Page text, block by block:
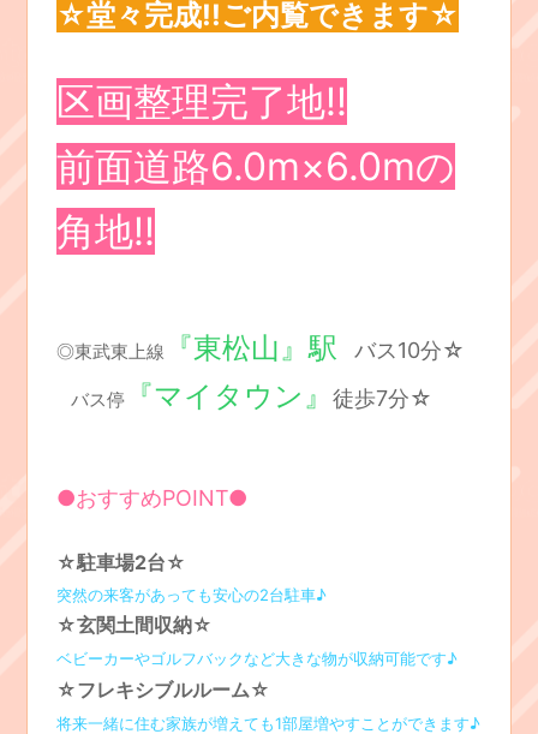
☆堂々完成!!ご内覧できます☆
区画整理完了地!!
前面道路6.0m×6.0mの
角地!!
◎東武東上線 『東松山』駅バス10分☆
バス停 『マイタウン』徒歩7分☆
●おすすめPOINT●
☆駐車場2台☆
突然の来客があっても安心の2台駐車♪
☆玄関土間収納☆
ベビーカーやゴルフバックなど大きな物が収納可能です♪
☆フレキシブルルーム☆
将来一緒に住む家族が増えても1部屋増やすことができます♪